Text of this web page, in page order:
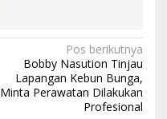
Pos berikutnya
Bobby Nasution Tinjau
Lapangan Kebun Bunga,
Minta Perawatan Dilakukan
Profesional